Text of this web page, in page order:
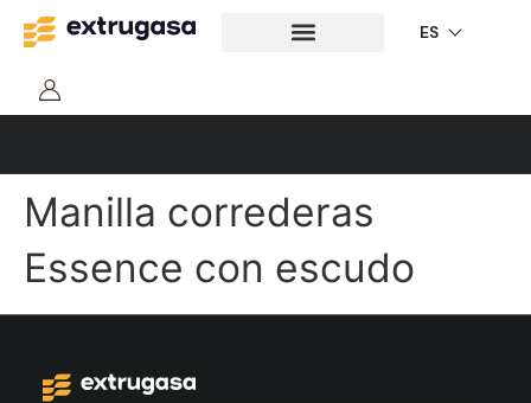
ES
Edificación
Manilla correderas
Essence con escudo